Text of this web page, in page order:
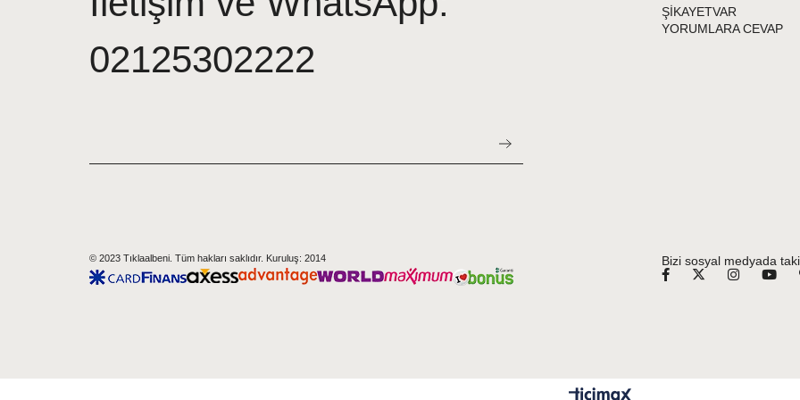
02125302222
ŞİKAYETVAR
YORUMLARA CEVAP
© 2023 Tıklaalbeni. Tüm hakları saklıdır. Kuruluş: 2014 Bizi sosyal medyada